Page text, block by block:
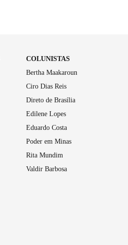
COLUNISTAS
Bertha Maakaroun
Ciro Dias Reis
Direto de Brasília
Edilene Lopes
Eduardo Costa
Poder em Minas
Rita Mundim
Valdir Barbosa